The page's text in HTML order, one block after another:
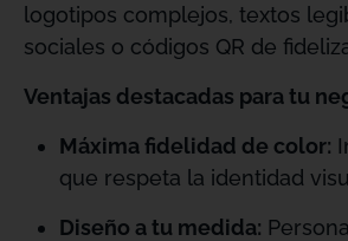
logotipos complejos, textos
sociales o códigos QR de
Ventajas destacadas para tu
Máxima fidelidad de color:
que respeta la identidad
Diseño a tu medida: